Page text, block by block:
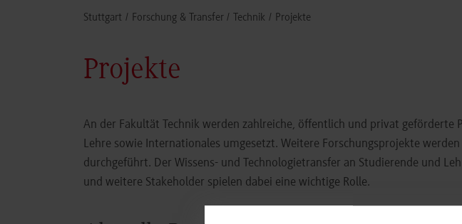
Stuttgart Forschung & Transfer Technik Projekte
Projekte
An der Fakultät Technik werden zahlreiche, öffentlich und privat geförderte
Lehre sowie Internationales umgesetzt. Weitere Forschungsprojekte
durchgeführt. Der Wissens- und Technologietransfer an Studierende und
und weitere Stakeholder spielen dabei eine wichtige Rolle.